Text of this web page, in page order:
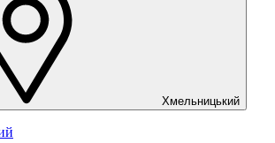
Хмельницький